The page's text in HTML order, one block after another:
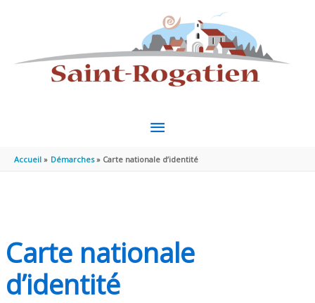
MENU
PRINCIPAL
Accueil Démarches Carte nationale d’identité
Carte nationale
d’identité